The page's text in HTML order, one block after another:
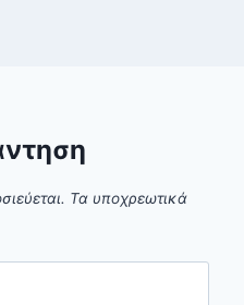
Τα υποχρεωτικά